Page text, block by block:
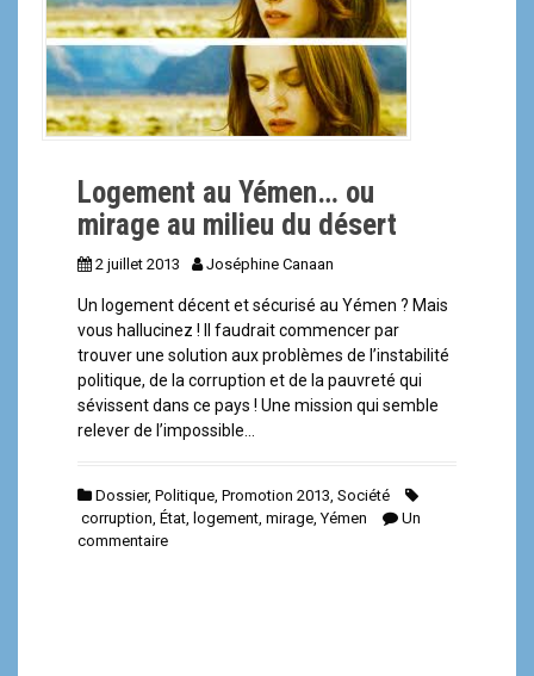
Logement au Yémen… ou
mirage au milieu du désert
2 juillet 2013 Joséphine Canaan
Un logement décent et sécurisé au Yémen ? Mais
vous hallucinez ! Il faudrait commencer par
trouver une solution aux problèmes de l’instabilité
politique, de la corruption et de la pauvreté qui
sévissent dans ce pays ! Une mission qui semble
relever de l’impossible…
Dossier, Politique, Promotion 2013, Société
corruption, État, logement, mirage,Yémen
Un
commentaire